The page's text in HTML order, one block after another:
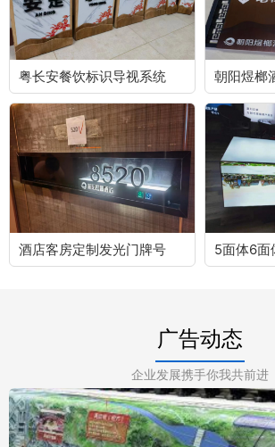
粤长安餐饮标识导视系统 朝阳煜榔
酒店客房定制发光门牌号 5面体6面
广告动态
企业发展携手你我共前进